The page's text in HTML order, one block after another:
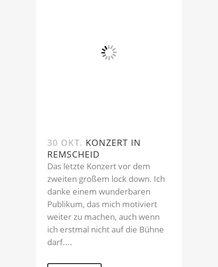
30 OKT. KONZERT IN
REMSCHEID
Das letzte Konzert vor dem
zweiten großem lock down. Ich
danke einem wunderbaren
Publikum, das mich motiviert
weiter zu machen, auch wenn
ich erstmal nicht auf die Bühne
darf....